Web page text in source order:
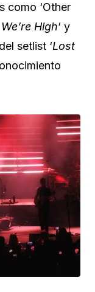
como ‘Other
High‘ y
setlist ‘Lost